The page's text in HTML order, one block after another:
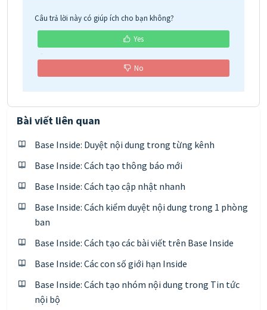
Câu trả lời này có giúp ích cho bạn không?
Yes
No
Bài viết liên quan
Base Inside: Duyệt nội dung trong từng kênh
Base Inside: Cách tạo thông báo mới
Base Inside: Cách tạo cập nhật nhanh
Base Inside: Cách kiểm duyệt nội dung trong 1 phòng
ban
Base Inside: Cách tạo các bài viết trên Base Inside
Base Inside: Các con số giới hạn Inside
Base Inside: Cách tạo nhóm nội dung trong Tin tức
nội bộ